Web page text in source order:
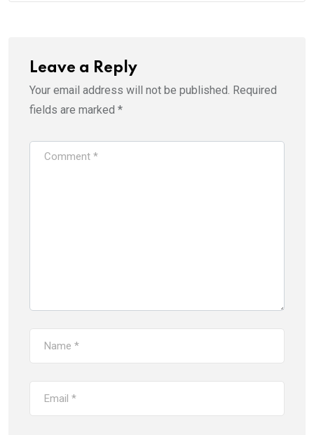
Leave a Reply
Your email address will not be published. Required
fields are marked *